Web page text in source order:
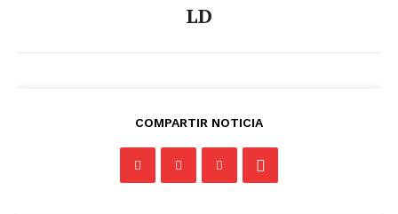
LD
COMPARTIR NOTICIA